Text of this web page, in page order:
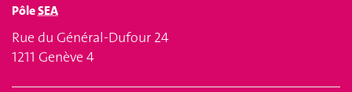
PôleSEA
Rue du Général-Dufour 24
1211 Genève 4